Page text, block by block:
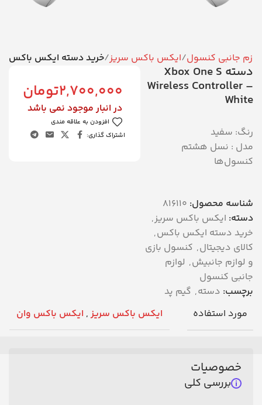
جانبی کنسول ایکس باکس سریز خرید دسته ایکس باکس
دسته Xbox One S
Wireless Controller –
White
رنگ: سفید
مدل : نسل هشتم
کنسول‌ها
شناسه محصول: 816110
دسته: ایکس باکس سریز,
خرید دسته ایکس باکس,
کالای دیجیتال, کنسول بازی
و لوازم جانبیش, لوازم
جانبی کنسول
برچسب: دسته, گیم پد
2,700,000تومان
در انبار موجود نمی باشد
افزودن به علاقه مندی
اشتراک گذاری:
مورد استفاده ایکس باکس سریز , ایکس باکس وان
خصوصیات
بررسی کلی